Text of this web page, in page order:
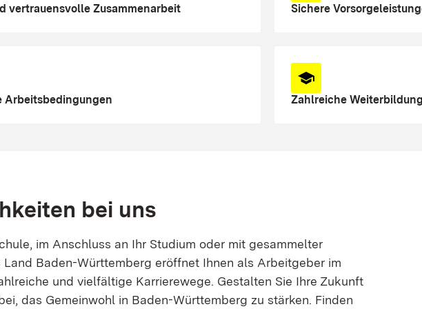
vertrauensvolle Zusammenarbeit Sichere
Arbeitsbedingungen Zahlreiche
bei uns
im Anschluss an Ihr Studium oder mit gesammelter
Land Baden-Württemberg eröffnet Ihnen als Arbeitgeber im
und vielfältige Karrierewege. Gestalten Sie Ihre Zukunft
das Gemeinwohl in Baden-Württemberg zu stärken. Finden